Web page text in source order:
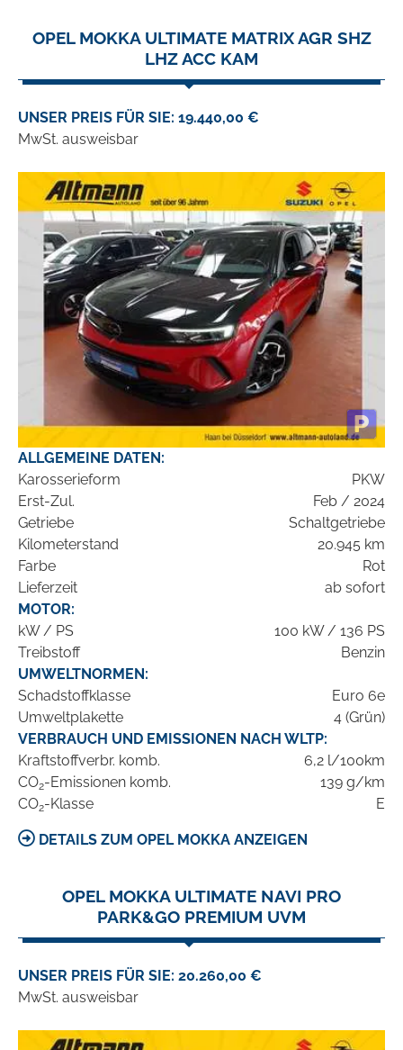
OPEL MOKKA ULTIMATE MATRIX AGR SHZ
LHZ ACC KAM
UNSER PREIS FÜR SIE: 19.440,00 €
MwSt. ausweisbar
ALLGEMEINE DATEN:
Karosserieform
PKW
Erst-Zul.
Feb / 2024
Getriebe
Schaltgetriebe
Kilometerstand
20.945 km
Farbe
Rot
Lieferzeit
ab sofort
MOTOR:
kW / PS
100 kW / 136 PS
Treibstoff
Benzin
UMWELTNORMEN:
Schadstoffklasse
Euro 6e
Umweltplakette
4 (Grün)
VERBRAUCH UND EMISSIONEN NACH WLTP:
Kraftstoffverbr. komb.
6,2 l/100km
CO2-Emissionen komb.
139 g/km
CO2-Klasse E
DETAILS ZUM OPEL MOKKA ANZEIGEN
OPEL MOKKA ULTIMATE NAVI PRO
PARK&GO PREMIUM UVM
UNSER PREIS FÜR SIE: 20.260,00 €
MwSt. ausweisbar